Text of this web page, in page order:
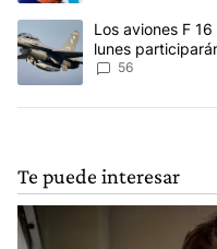
Un artículo de tendencia
Los aviones F
lunes
Aérea
56